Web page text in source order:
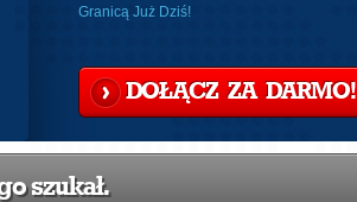
Granicą Już Dziś!
DOŁĄCZ ZA DARMO!
szukał.